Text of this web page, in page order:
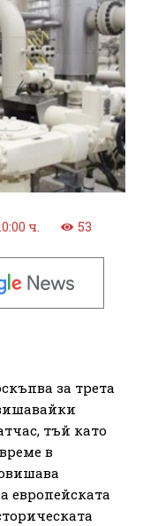
ч. 53
за трета
тъй като
в
европейската